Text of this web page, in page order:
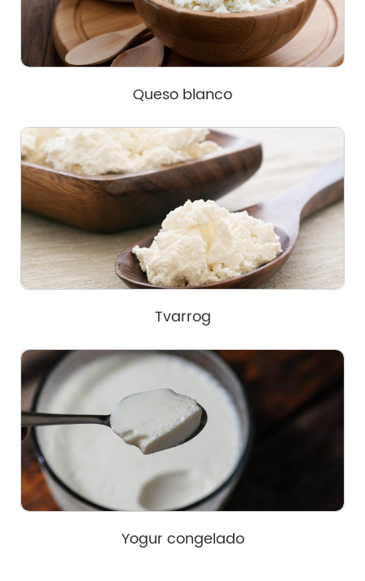
Queso blanco
Tvarrog
Yogur congelado